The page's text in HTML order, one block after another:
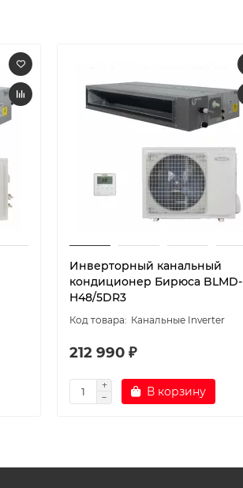
Инверторный канальный
кондиционер Бирюса BLMD-
H48/5DR3
Канальные Inverter
212 990 ₽
В корзину